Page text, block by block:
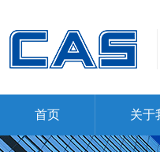
首页 关于